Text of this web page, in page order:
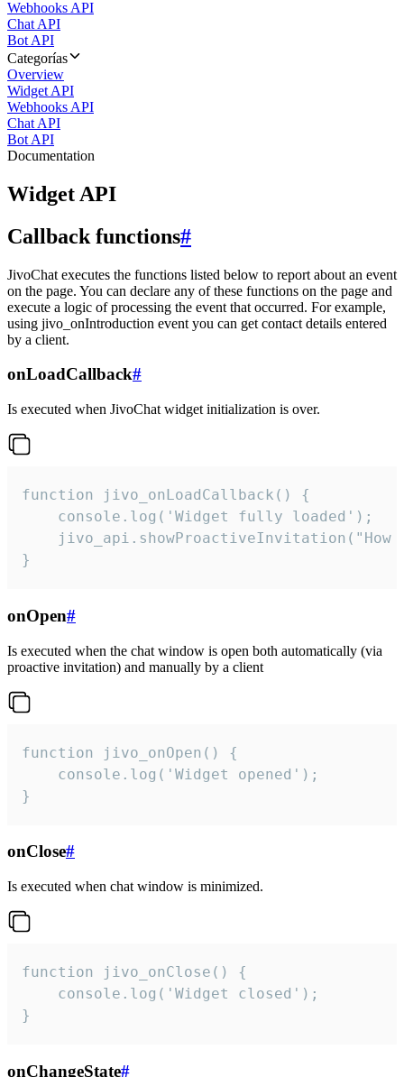
Webhooks API
Chat API
Bot API
Categorías
Overview
Widget API
Webhooks API
Chat API
Bot API
Documentation
Widget API
Callback functions#
JivoChat executes the functions listed below to report about an event
on the page. You can declare any of these functions on the page and
execute a logic of processing the event that occurred. For example,
using jivo_onIntroduction event you can get contact details entered
by a client.
onLoadCallback#
Is executed when JivoChat widget initialization is over.
function jivo_onLoadCallback() {
    console.log('Widget fully loaded');
jivo_api.showProactiveInvitation("How
}
onOpen#
Is executed when the chat window is open both automatically (via
proactive invitation) and manually by a client
function jivo_onOpen() {
    console.log('Widget opened');
}
onClose#
Is executed when chat window is minimized.
function jivo_onClose() {
    console.log('Widget closed');
}
onChangeState#